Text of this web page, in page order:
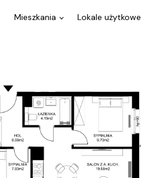
Mieszkania Lokale użytkowe